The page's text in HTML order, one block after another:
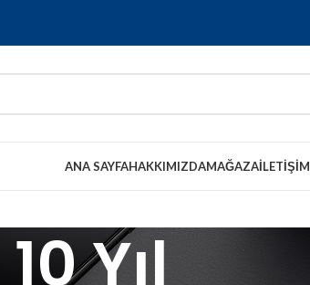
ANA SAYFAHAKKIMIZDAMAĞAZAİLETIŞIM
10 Yıl